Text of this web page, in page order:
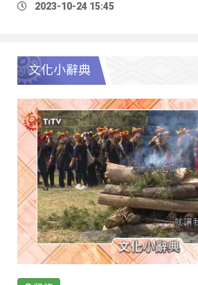
2023-10-24 15:45
文化小辭典